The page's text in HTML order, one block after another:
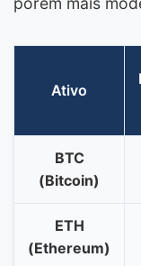
Ativo
BTC
(Bitcoin)
ETH
(Ethereum)